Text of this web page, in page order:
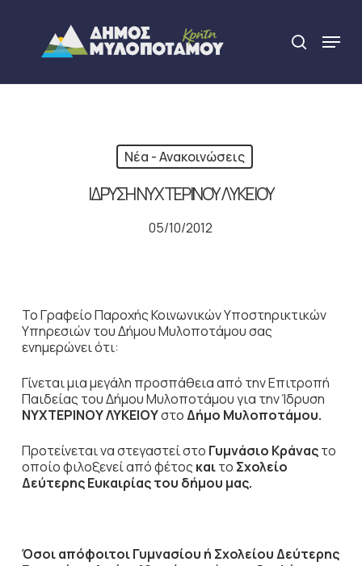
content
search
Menu
Νέα - Ανακοινώσεις
ΙΔΡΥΣΗ ΝΥΧΤΕΡΙΝΟΥ ΛΥΚΕΙΟΥ
05/10/2012
Το Γραφείο Παροχής Κοινωνικών Υποστηρικτικών
Υπηρεσιών του Δήμου Μυλοποτάμου σας
ενημερώνει ότι:
Γίνεται μια μεγάλη προσπάθεια από την Επιτροπή
Παιδείας του ΔήμουΜυλοποτάμουγια την Ίδρυση
ΝΥΧΤΕΡΙΝΟΥΛΥΚΕΙΟΥστοΔήμο Μυλοποτάμου.
Προτείνεται να στεγαστεί στο Γυμνάσιο Κράναςτο
οποίο φιλοξενεί από φέτος καιτο Σχολείο
Δεύτερης Ευκαιρίας του δήμου μας.
Όσοι απόφοιτοι Γυμνασίου ή Σχολείου Δεύτερης
Close